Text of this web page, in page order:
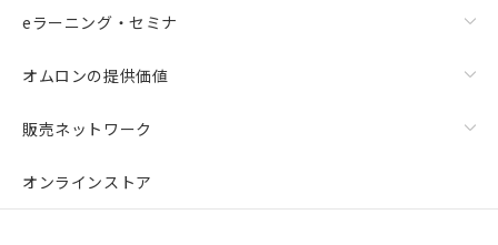
eラーニング・セミナ
オムロンの提供価値
販売ネットワーク
オンラインストア